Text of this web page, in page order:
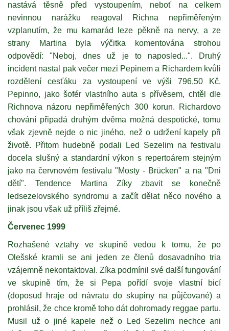
nastává těsně před vystoupením, neboť na celkem
nevinnou narážku reagoval Richna nepřiměřeným
vzplanutím, že mu kamarád leze pěkně na nervy, a ze
strany Martina byla výčitka komentována strohou
odpovědí: "Neboj, dnes už je to naposled...". Druhý
incident nastal pak večer mezi Pepinem a Richardem kvůli
rozdělení cesťáku za vystoupení ve výši 796,50 Kč.
Pepinno, jako šofér vlastního auta s přívěsem, chtěl dle
Richnova názoru nepřiměřených 300 korun. Richardovo
chování připadá druhým dvěma možná despotické, tomu
však zjevně nejde o nic jiného, než o udržení kapely při
životě. Přitom hudebně podali Led Sezelim na festivalu
docela slušný a standardní výkon s repertoárem stejným
jako na červnovém festivalu "Mosty - Brücken" a na "Dni
dětí". Tendence Martina Zíky zbavit se konečně
ledsezelovského syndromu a začít dělat něco nového a
jinak jsou však už příliš zřejmé.
Červenec 1999
Rozhašené vztahy ve skupině vedou k tomu, že po
Olešské kramli se ani jeden ze členů dosavadního tria
vzájemně nekontaktoval. Zíka podmínil své další fungování
ve skupině tím, že si Pepa pořídí svoje vlastní bicí
(doposud hraje od návratu do skupiny na půjčované) a
prohlásil, že chce kromě toho dát dohromady reggae partu.
Musil už o jiné kapele než o Led Sezelim nechce ani